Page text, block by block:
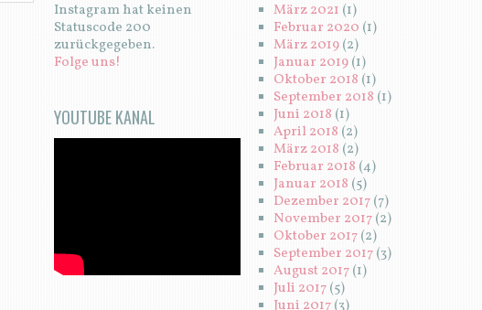
Instagram hat keinen
Statuscode 200
zurückgegeben.
Folge uns!
YOUTUBE KANAL
März 2021 (1)
Februar 2020 (1)
März 2019(2)
Januar 2019(1)
Oktober 2018 (1)
September 2018 (1)
Juni 2018 (1)
April 2018 (2)
März 2018 (2)
Februar 2018 (4)
Januar 2018 (5)
Dezember 2017(7)
November 2017(2)
Oktober 2017(2)
September 2017(3)
August 2017(1)
Juli 2017(5)